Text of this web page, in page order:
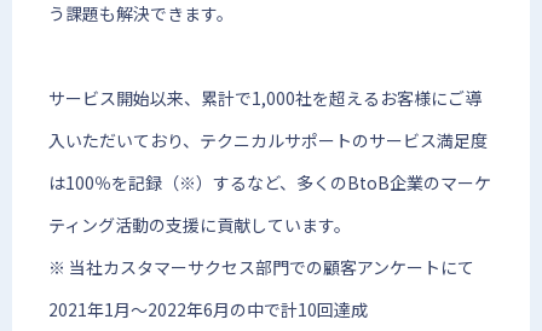
う課題も解決できます。
サービス開始以来、累計で1,000社を超えるお客様にご導
入いただいており、テクニカルサポートのサービス満足度
は100％を記録（※）するなど、多くのBtoB企業のマーケ
ティング活動の支援に貢献しています。
※ 当社カスタマーサクセス部門での顧客アンケートにて
2021年1月〜2022年6月の中で計10回達成